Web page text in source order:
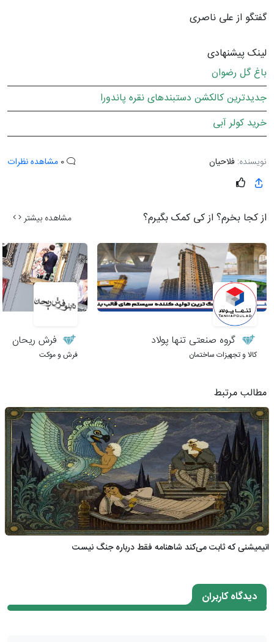
گفتگو از علی ناصری
لینک پیشنهادی
باغ گل رضوان
جدیدترین کالکشن دستبندهای نقره پاندورا
خرید کولر آبی
نویسنده: فلاحیان مشاهده نظرات
از کجا بخرم؟ از کی کمک بگیرم؟ مشاهده بیشتر
گروه صنعتی تنها پولاد
کالا و تجهیزات ساختمان
فرش ریحان
فرش و موکت
مطالب مرتبط
انیمیشنی که ثابت می‌کند شاهنامه فقط درباره جنگ نیست
دیدگاه کاربران